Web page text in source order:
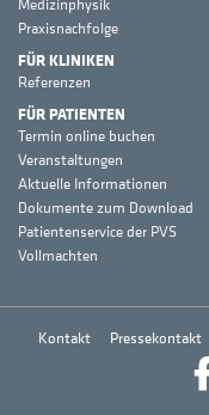
Medizinphysik
Praxisnachfolge
FÜR KLINIKEN
Referenzen
FÜR PATIENTEN
Termin online buchen
Veranstaltungen
Aktuelle Informationen
Dokumente zum Download
Patientenservice der PVS
Vollmachten
Kontakt Pressekontakt